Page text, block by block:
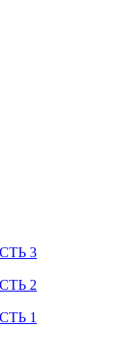
3
2
1